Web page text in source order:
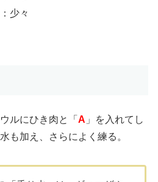
少々
ルにひき肉と「A 」を入れてし
も加え、さらによく練る。